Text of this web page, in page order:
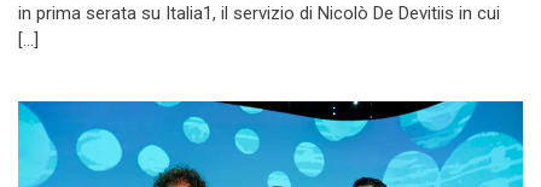
in prima serata su Italia1, il servizio di Nicolò De Devitiis in cui
[…]